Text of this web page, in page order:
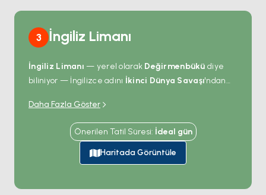
3 İngiliz Limanı
İngiliz Limanı — yerel olarak Değirmenbükü diye
biliniyor — İngilizce adını İkinci Dünya Savaşı'ndan
gemilerine pusu kurmak için derin doğal koyu saklı bir
sığınak olarak kullandı. Körfez alçak bir burun girişi
engellediği için açık körfezden zor görülüyor ama
içeride iki alt-koylu geniş bir derin havzaya açılıyor. Su
30 metre derinliğe ulaşıyor, büyük yatların serbestçe
Daha Fazla Göster
Önerilen Tatil Süresi: İdeal gün
Haritada Görüntüle